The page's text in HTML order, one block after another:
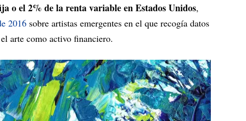
o el 2% de la renta variable en Estados Unidos,
2016 sobre artistas emergentes en el que recogía datos
arte como activo financiero.